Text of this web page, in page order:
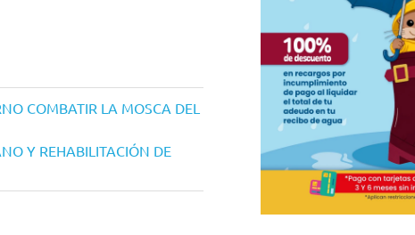
COMBATIR LA MOSCA DEL
Y REHABILITACIÓN DE